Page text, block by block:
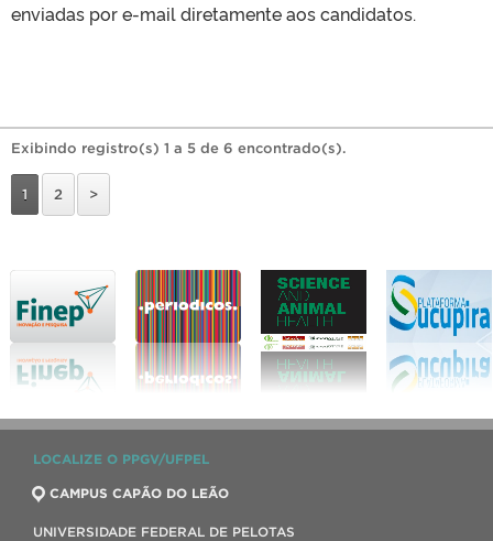
enviadas por e-mail diretamente aos candidatos.
Exibindo registro(s) 1 a 5 de 6 encontrado(s).
1 2 >
LOCALIZE O PPGV/UFPEL
CAMPUS CAPÃO DO LEÃO
UNIVERSIDADE FEDERAL DE PELOTAS